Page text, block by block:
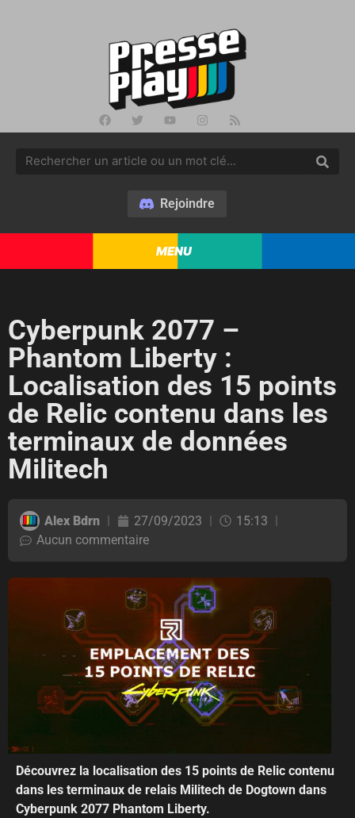
Rejoindre
MENU
Cyberpunk 2077 –
Phantom Liberty :
Localisation des 15 points
de Relic contenu dans les
terminaux de données
Militech
Alex Bdrn 27/09/2023
15:13
Aucun commentaire
Découvrez la localisation des 15 points de Relic contenu
dans les terminaux de relais Militech de Dogtown dans
Cyberpunk 2077 Phantom Liberty.